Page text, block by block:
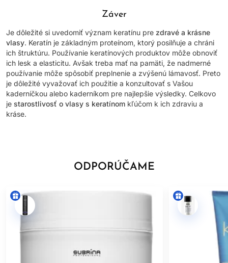
Záver
Je dôležité si uvedomiť význam keratínu pre zdravé a krásne
vlasy. Keratín je základným proteínom, ktorý posilňuje a chráni
ich štruktúru. Používanie keratínových produktov môže obnoviť
ich lesk a elasticitu. Avšak treba mať na pamäti, že nadmerné
používanie môže spôsobiť preplnenie a zvýšenú lámavosť. Preto
je dôležité vyvažovať ich použitie a konzultovať s Vašou
kaderníčkou alebo kaderníkom pre najlepšie výsledky. Celkovo
je starostlivosť o vlasy s keratínom kľúčom k ich zdraviu a
kráse.
ODPORÚČAME